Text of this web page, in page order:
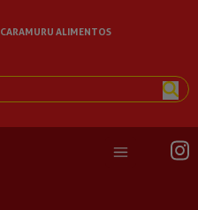
CARAMURU ALIMENTOS
Abrir menu